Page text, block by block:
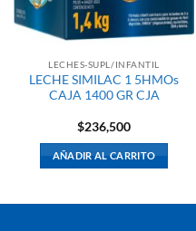
LECHES-SUPL/INFANTIL
LECHE SIMILAC 1 5HMOs
CAJA 1400 GR CJA
$236,500
AÑADIR AL CARRITO